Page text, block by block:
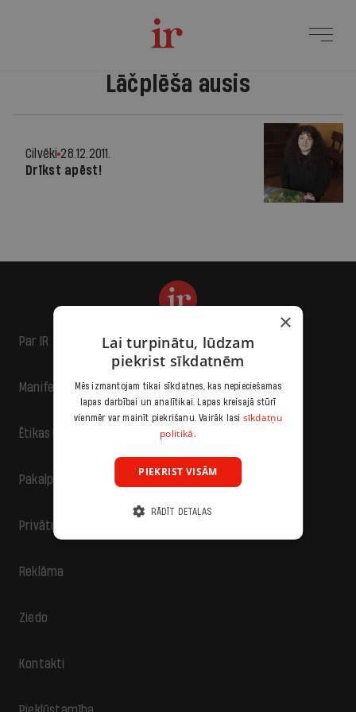
Lāčplēša ausis
Cilvēki 28.12.2011.
Drīkst apēst!
Par IR
Manifests
Ētikas kodekss
Pakalpojumu sniegšanas noteikumi
Privātuma politika
Reklāma
Ziedo
Kontakti
×
Lai turpinātu, lūdzam
piekrist sīkdatnēm
Mēs izmantojam tikai sīkdatnes, kas nepieciešamas
lapas darbībai un analītikai. Lapas kreisajā stūrī
vienmēr var mainīt piekrišanu. Vairāk lasi sīkdatņu
politikā.
PIEKRIST VISĀM
RĀDĪT DETAĻAS